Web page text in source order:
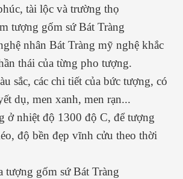
tài lộc và trường thọ
tượng gốm sứ Bát Tràng
nhân Bát Tràng mỹ nghệ khắc
thái của từng pho tượng.
sắc, các chi tiết của bức tượng, có
dụ, men xanh, men rạn...
nhiệt độ 1300 độ C, để tượng
độ bền đẹp vĩnh cửu theo thời
gốm sứ Bát Tràng